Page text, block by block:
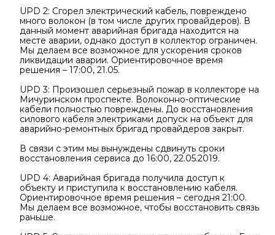
UPD 2: Сгорел электрический кабель, повреждено
много волокон (в том числе других провайдеров). В
данный момент аварийная бригада находится на
месте аварии, однако доступ в коллектор ограничен.
Мы делаем все возможное для ускорения сроков
ликвидации аварии. Ориентировочное время
решения – 17:00, 21.05.
UPD 3: Произошел серьезный пожар в коллекторе на
Мичуринском проспекте. Волоконно-оптические
кабели полностью повреждены. До восстановления
силового кабеля электриками допуск на объект для
аварийно-ремонтных бригад провайдеров закрыт.
В связи с этим мы вынуждены сдвинуть сроки
восстановления сервиса до 16:00, 22.05.2019.
UPD 4: Аварийная бригада получила доступ к
объекту и приступила к восстановлению кабеля.
Ориентировочное время решения – сегодня 21:00.
Мы делаем все возможное, чтобы восстановить связь
раньше.